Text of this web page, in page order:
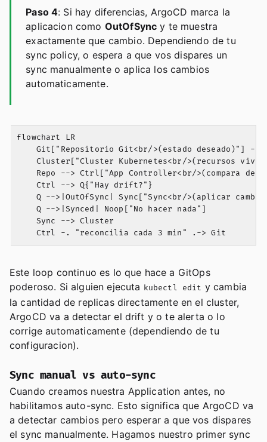
Paso 4: Si hay diferencias, ArgoCD marca la
aplicacion como OutOfSync y te muestra
exactamente que cambio. Dependiendo de tu
sync policy, o espera a que vos dispares un
sync manualmente o aplica los cambios
automaticamente.
flowchart LR
Git["Repositorio Git<br/>(estado deseado)"]
Cluster["Cluster Kubernetes<br/>(recursos
Repo --> Ctrl["App Controller<br/>(compara
    Ctrl --> Q{"Hay drift?"}
Q -->|OutOfSync| Sync["Sync<br/>(aplicar
    Q -->|Synced| Noop["No hacer nada"]
    Sync --> Cluster
Este loop continuo es lo que hace a GitOps
poderoso. Si alguien ejecuta kubectl edit y cambia
la cantidad de replicas directamente en el cluster,
ArgoCD va a detectar el drift y o te alerta o lo
corrige automaticamente (dependiendo de tu
configuracion).
Sync manual vs auto-sync
Cuando creamos nuestra Application antes, no
habilitamos auto-sync. Esto significa que ArgoCD va
a detectar cambios pero esperar a que vos dispares
el sync manualmente. Hagamos nuestro primer sync